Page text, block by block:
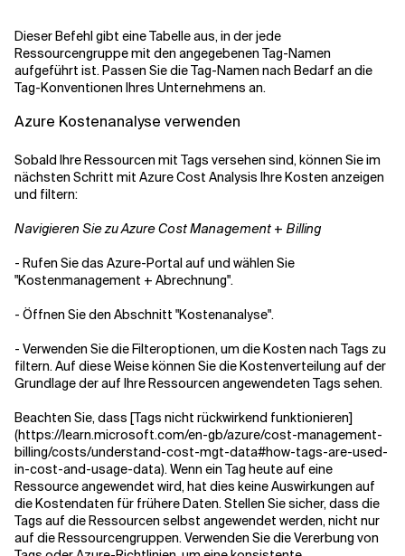
Dieser Befehl gibt eine Tabelle aus, in der jede
Ressourcengruppe mit den angegebenen Tag-Namen
aufgeführt ist. Passen Sie die Tag-Namen nach Bedarf an die
Tag-Konventionen Ihres Unternehmens an.
Azure Kostenanalyse verwenden
Sobald Ihre Ressourcen mit Tags versehen sind, können Sie im
nächsten Schritt mit Azure Cost Analysis Ihre Kosten anzeigen
und filtern:
Navigieren Sie zu Azure Cost Management + Billing
- Rufen Sie das Azure-Portal auf und wählen Sie
"Kostenmanagement + Abrechnung".
- Öffnen Sie den Abschnitt "Kostenanalyse".
- Verwenden Sie die Filteroptionen, um die Kosten nach Tags zu
filtern. Auf diese Weise können Sie die Kostenverteilung auf der
Grundlage der auf Ihre Ressourcen angewendeten Tags sehen.
Beachten Sie, dass [Tags nicht rückwirkend funktionieren]
(https://learn.microsoft.com/en-gb/azure/cost-management-
billing/costs/understand-cost-mgt-data#how-tags-are-used-
in-cost-and-usage-data). Wenn ein Tag heute auf eine
Ressource angewendet wird, hat dies keine Auswirkungen auf
die Kostendaten für frühere Daten. Stellen Sie sicher, dass die
Tags auf die Ressourcen selbst angewendet werden, nicht nur
auf die Ressourcengruppen. Verwenden Sie die Vererbung von